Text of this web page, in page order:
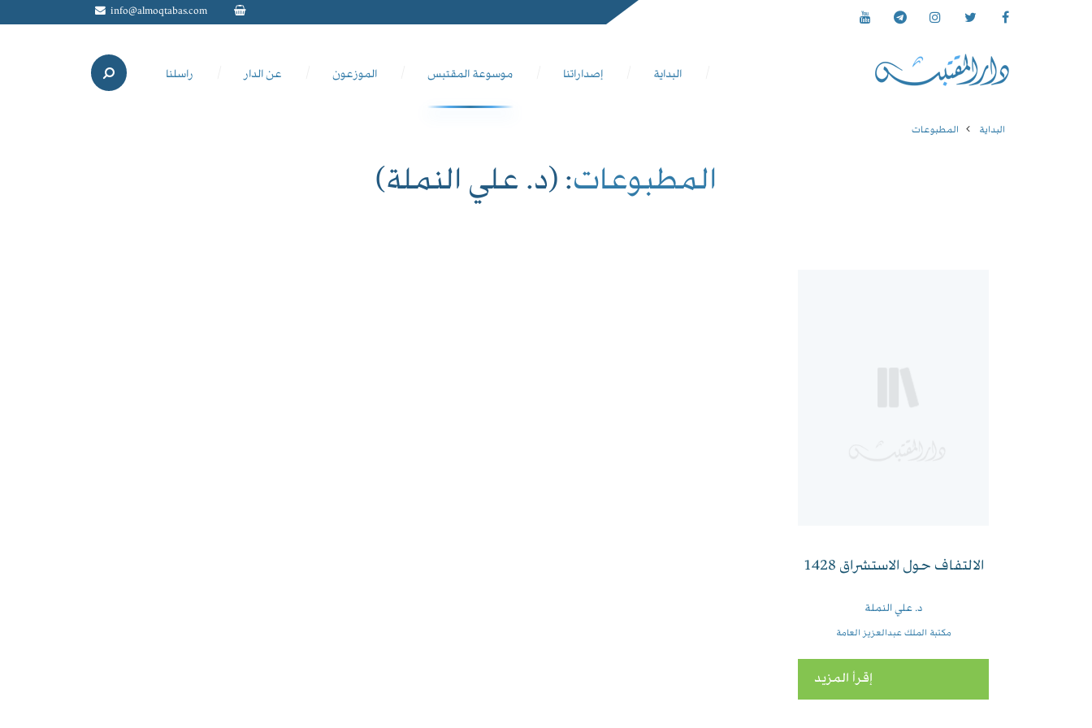
info@almoqtabas.com
البداية إصداراتنا موسوعة المقتبس الموزعون عن الدار راسلنا
البداية المطبوعات
المطبوعات: (د. علي النملة)
الالتفاف حول الاستشراق 1428
د. علي النملة
مكتبة الملك عبدالعزيز العامة
إقرأ المزيد